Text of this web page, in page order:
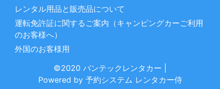
レンタル用品と販売品について
運転免許証に関するご案内（キャンピングカーご利用
のお客様へ）
外国のお客様用
©2020 バンテックレンタカー
Powered by 予約システム レンタカー侍